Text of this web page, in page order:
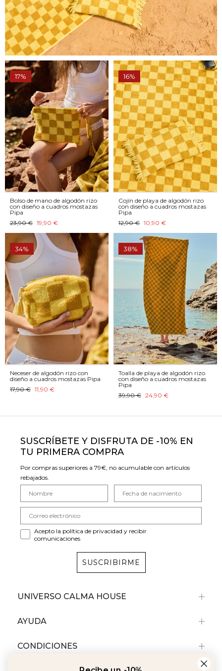
17%
Bolso de mano de algodón rizo
con diseño a cuadros mostazas
Pipa
23,90 € 19,90 €
16%
Cojín de playa de algodón rizo
con diseño a cuadros mostazas
Pipa
12,90 € 10,90 €
34%
Neceser de algodón rizo con
diseño a cuadros mostazas Pipa
17,90 € 11,90 €
38%
Toalla de playa de algodón rizo
con diseño a cuadros mostazas
Pipa
39,90 € 24,90 €
SUSCRÍBETE Y DISFRUTA DE -10% EN
TU PRIMERA COMPRA
Por compras superiores a 79€, no acumulable con artículos
rebajados.
Acepto la política de privacidad y recibir
comunicaciones
SUSCRIBIRME
UNIVERSO CALMA HOUSE
AYUDA
CONDICIONES